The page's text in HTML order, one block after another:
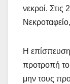
νεκροί. Στις
Η επίσπευση
προτροπή
μην τους